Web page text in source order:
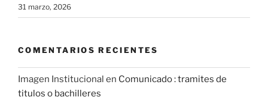
31 marzo, 2026
COMENTARIOS RECIENTES
Imagen Institucional en Comunicado : tramites de
titulos o bachilleres